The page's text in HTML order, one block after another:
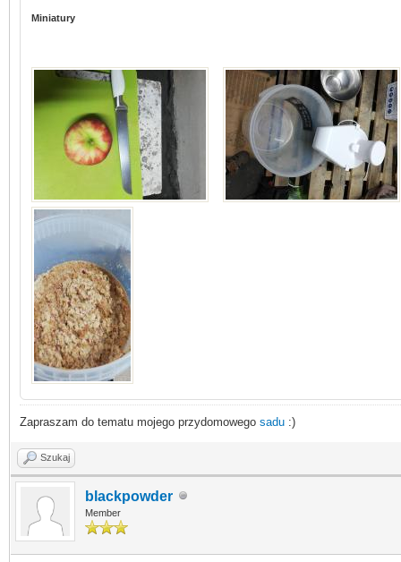
Miniatury
Zapraszam do tematu mojego przydomowego sadu :)
Szukaj
blackpowder
Member